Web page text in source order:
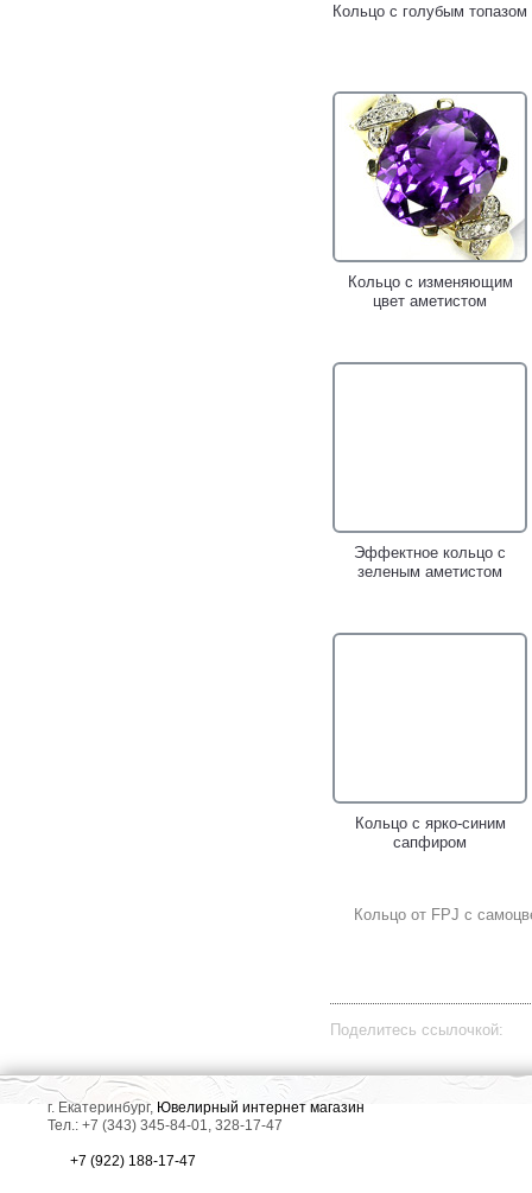
Кольцо с голубым топазом
Кольцо с изменяющим
цвет аметистом
Эффектное кольцо с
зеленым аметистом
Кольцо с ярко-синим
сапфиром
Кольцо от FPJ с
Поделитесь ссылочкой:
г. Екатеринбург, Ювелирный интернет магазин
Тел.: +7 (343) 345-84-01, 328-17-47
+7 (922) 188-17-47